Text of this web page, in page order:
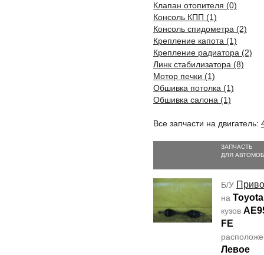
Клапан отопителя (0)
Консоль КПП (1)
Консоль спидометра (2)
Крепление капота (1)
Крепление радиатора (2)
Линк стабилизатора (8)
Мотор печки (1)
Обшивка потолка (1)
Обшивка салона (1)
Все запчасти на двигатель:
ЗАПЧАСТЬ
ДЛЯ
Б/У
на
кузов
FE
Левое